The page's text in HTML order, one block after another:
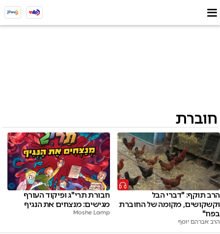
חוברת
הרב תוקף: "דברי הבל
וקשקושים, מקומה של החוברת
בפח"
הרב אברהם יוסף
חבורת תרי"ג ופיקוד העורף
מגישים: מנצחים את הנגיף
Moshe Lamp